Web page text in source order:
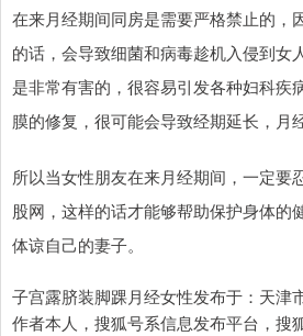
在来月经期间同房是需要严格禁止的，
的话，会导致细菌和病毒趁机入侵到女
是非常有害的，很容易引发各种妇科疾
膜的修复，很可能会导致经期延长，月
所以当女性朋友在来月经期间，一定要
股网，这样的话才能够帮助保护身体的
体谅自己的妻子。
子宫露脐装脚踝月经女性发布于：天津
作者本人，搜狐号系信息发布平台，搜